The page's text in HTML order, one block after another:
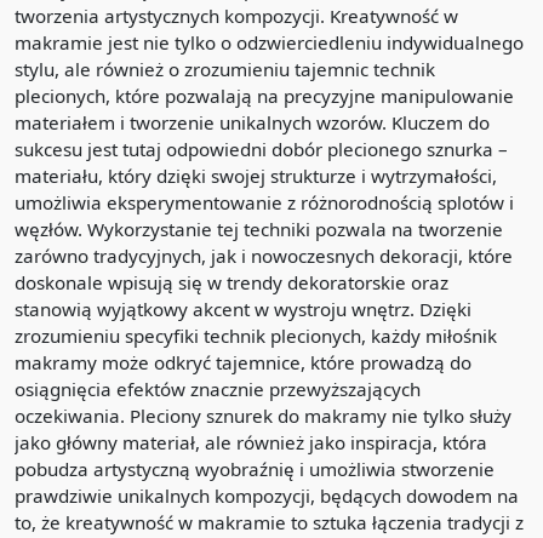
tworzenia artystycznych kompozycji. Kreatywność w
makramie jest nie tylko o odzwierciedleniu indywidualnego
stylu, ale również o zrozumieniu tajemnic technik
plecionych, które pozwalają na precyzyjne manipulowanie
materiałem i tworzenie unikalnych wzorów. Kluczem do
sukcesu jest tutaj odpowiedni dobór plecionego sznurka –
materiału, który dzięki swojej strukturze i wytrzymałości,
umożliwia eksperymentowanie z różnorodnością splotów i
węzłów. Wykorzystanie tej techniki pozwala na tworzenie
zarówno tradycyjnych, jak i nowoczesnych dekoracji, które
doskonale wpisują się w trendy dekoratorskie oraz
stanowią wyjątkowy akcent w wystroju wnętrz. Dzięki
zrozumieniu specyfiki technik plecionych, każdy miłośnik
makramy może odkryć tajemnice, które prowadzą do
osiągnięcia efektów znacznie przewyższających
oczekiwania. Pleciony sznurek do makramy nie tylko służy
jako główny materiał, ale również jako inspiracja, która
pobudza artystyczną wyobraźnię i umożliwia stworzenie
prawdziwie unikalnych kompozycji, będących dowodem na
to, że kreatywność w makramie to sztuka łączenia tradycji z